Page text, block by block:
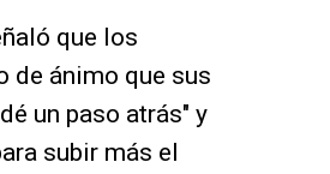
que los
de ánimo que sus
un paso atrás" y
subir más el